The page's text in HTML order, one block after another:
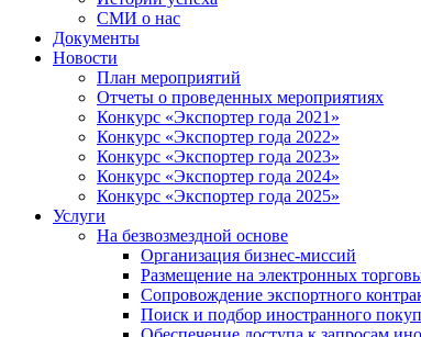
СМИ о нас
Документы
Новости
План мероприятий
Отчеты о проведенных мероприятиях
Конкурс «Экспортер года 2021»
Конкурс «Экспортер года 2022»
Конкурс «Экспортер года 2023»
Конкурс «Экспортер года 2024»
Конкурс «Экспортер года 2025»
Услуги
На безвозмездной основе
Организация бизнес-миссий
Размещение на электронных
Сопровождение экспортного
Поиск и подбор иностранного